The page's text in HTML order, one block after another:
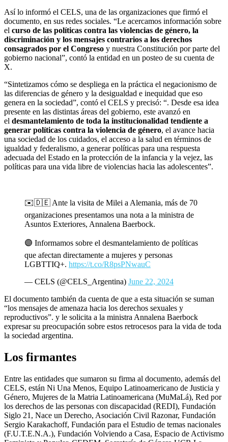
Así lo informó el CELS, una de las organizaciones que firmó el
documento, en sus redes sociales. “Le acercamos información sobre
el curso de las políticas contra las violencias de género, la
discriminación y los mensajes contrarios a los derechos
consagrados por el Congreso y nuestra Constitución por parte del
gobierno nacional”, contó la entidad en un posteo de su cuenta de
X.
“Sintetizamos cómo se despliega en la práctica el negacionismo de
las diferencias de género y la desigualdad e inequidad que eso
genera en la sociedad”, contó el CELS y precisó: “. Desde esa idea
presente en las distintas áreas del gobierno, este avanzó en
el desmantelamiento de toda la institucionalidad tendiente a
generar políticas contra la violencia de género, el avance hacia
una sociedad de los cuidados, el acceso a la salud en términos de
igualdad y federalismo, a generar políticas para una respuesta
adecuada del Estado en la protección de la infancia y la vejez, las
políticas para una vida libre de violencias hacia las adolescentes”.
✉️🇩🇪 Ante la visita de Milei a Alemania, más de 70
organizaciones presentamos una nota a la ministra de
Asuntos Exteriores, Annalena Baerbock.
🟣 Informamos sobre el desmantelamiento de políticas
que afectan directamente a mujeres y personas
LGBTTIQ+. https://t.co/R8psPNwauC
— CELS (@CELS_Argentina) June 22, 2024
El documento también da cuenta de que a esta situación se suman
“los mensajes de amenaza hacia los derechos sexuales y
reproductivos”. y le solicita a la ministra Annalena Baerbock
expresar su preocupación sobre estos retrocesos para la vida de toda
la sociedad argentina.
Los firmantes
Entre las entidades que sumaron su firma al documento, además del
CELS, están Ni Una Menos, Equipo Latinoamericano de Justicia y
Género, Mujeres de la Matria Latinoamericana (MuMaLá), Red por
los derechos de las personas con discapacidad (REDI), Fundación
Siglo 21, Nace un Derecho, Asociación Civil Razonar, Fundación
Sergio Karakachoff, Fundación para el Estudio de temas nacionales
(F.U.T.E.N.A.), Fundación Volviendo a Casa, Espacio de Activismo